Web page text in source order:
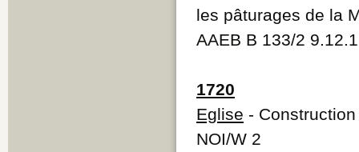
les pâturages de la
AAEB B 133/2
1720
Eglise -
NOI/W 2